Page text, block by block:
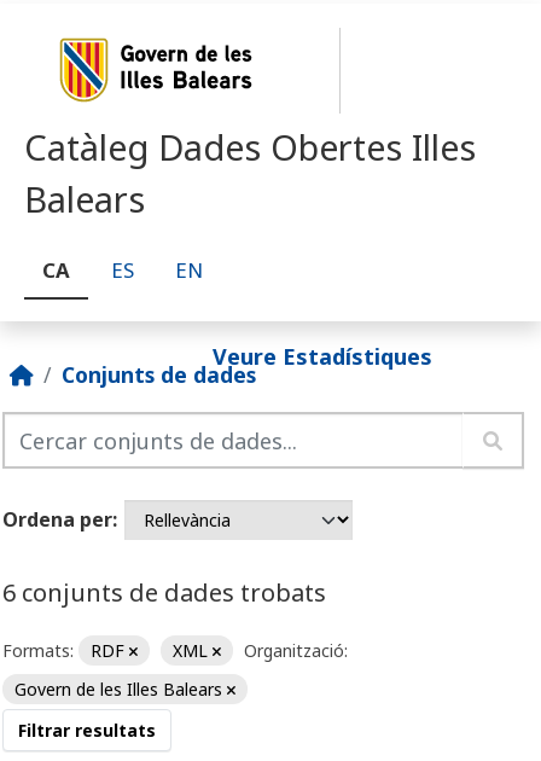
Catàleg Dades Obertes Illes
Balears
CA ES EN
Veure Estadístiques
Conjunts de dades
Ordena per
6 conjunts de dades trobats
Formats: RDF XML
Organització:
Govern de les Illes Balears
Filtrar resultats